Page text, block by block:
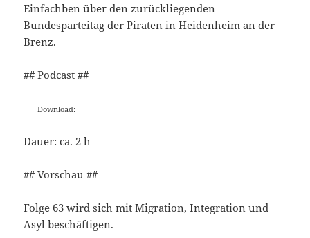
Einfachben über den zurückliegenden
Bundesparteitag der Piraten in Heidenheim an der
Brenz.
## Podcast ##
Download:
Dauer: ca. 2 h
## Vorschau ##
Folge 63 wird sich mit Migration, Integration und
Asyl beschäftigen.